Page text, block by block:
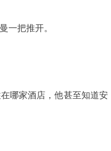
一把推开。
哪家酒店，他甚至知道安